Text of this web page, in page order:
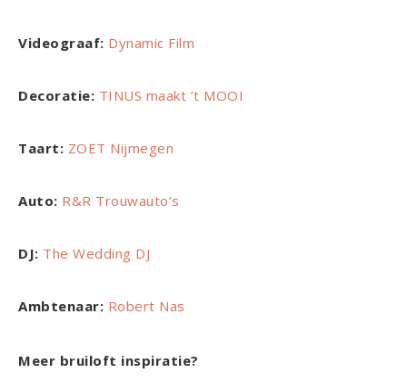
Videograaf: Dynamic Film
Decoratie: TINUS maakt ’t MOOI
Taart: ZOET Nijmegen
Auto: R&R Trouwauto’s
DJ: The Wedding DJ
Ambtenaar: Robert Nas
Meer bruiloft inspiratie?